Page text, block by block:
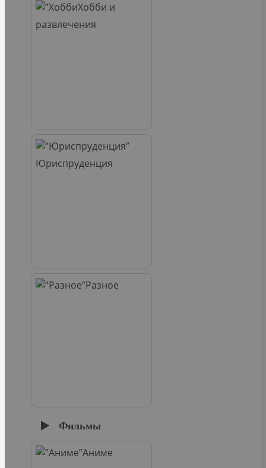
Хобби и
развлечения
Юриспруденция
Разное
Фильмы
Аниме